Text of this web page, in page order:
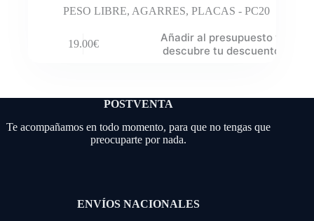
PESO LIBRE, AGARRES, PLACAS - PC20
19.00€
Añadir al presupuesto y
descubre tu descuento
POSTVENTA
Te acompañamos en todo momento, para que no tengas que
preocuparte por nada.
ENVÍOS NACIONALES